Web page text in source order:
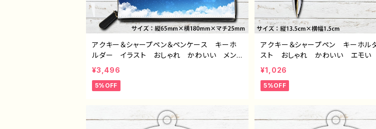
アクキー＆シャープペン＆ペンケース キーホ
ルダー イラスト おしゃれ かわいい メン
ズ レディース エモい おすすめ 個性的
綺麗 人気 イラストレーター クリエイタ
ー 絵師 オリジナル デザイン グッズ タ
ペンケース） 作：星灯れぬ F-5
¥3,496
5%OFF
アクキー＆シャープペン キーホル
スト おしゃれ かわいい エモい
め 個性的 綺麗 人気 イラスト
クリエイター 絵師 オリジナル
グッズ タイトル：夜明けセット（アク
¥1,026
5%OFF